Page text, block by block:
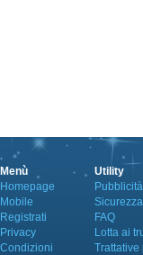
Menù
Homepage
Mobile
Registrati
Privacy
Condizioni
Utility
Pubblicità
Sicurezza
FAQ
Lotta ai
Trattative